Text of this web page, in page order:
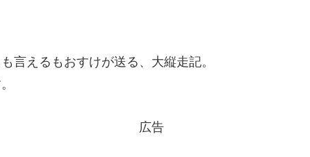
言えるもおすけが送る、大縦走記。
広告